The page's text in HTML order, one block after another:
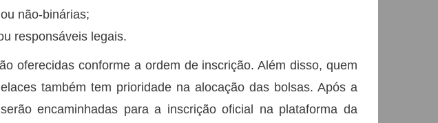
não-binárias;
responsáveis legais.
oferecidas conforme a ordem de inscrição. Além disso, quem
também tem prioridade na alocação das bolsas. Após a
encaminhadas para a inscrição oficial na plataforma da